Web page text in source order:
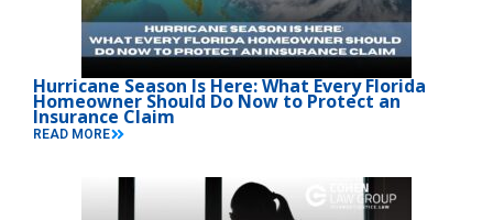
Hurricane Season Is Here: What Every Florida
Homeowner Should Do Now to Protect an
Insurance Claim
READ MORE